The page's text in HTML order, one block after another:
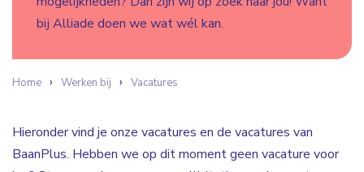
bij Alliade doen we wat wél kan.
Home Werken bij Vacatures
Hieronder vind je onze vacatures en de vacatures van
BaanPlus. Hebben we op dit moment geen vacature voor